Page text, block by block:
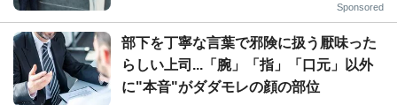
Sponsored
部下を丁寧な言葉で邪険に扱う厭味った
らしい上司...「腕」「指」「口元」以外
に"本音"がダダモレの顔の部位